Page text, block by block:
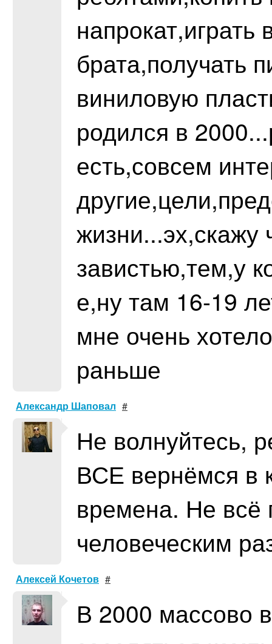
напрокат,играть
брата,получать
виниловую
родился в
есть,совсем
жизни...эх,скажу
завистью,тем,у
е,ну там 16-19
мне очень
раньше
Александр Шаповал #
Не волнуйтесь,
ВСЕ вернёмся в
времена. Не всё
человеческим
Алексей Кочетов #
В 2000 массово